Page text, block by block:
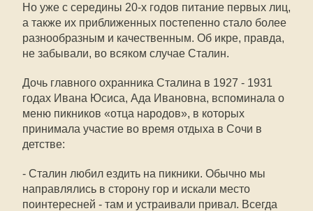
Но уже с середины 20-х годов питание первых лиц,
а также их приближенных постепенно стало более
­разнообразным и качественным. Об икре, правда,
не забывали, во всяком случае Сталин.
Дочь главного охранника Сталина в 1927 - 1931
годах Ивана Юсиса, Ада Ивановна, вспоминала о
меню пикников «отца народов», в которых
принимала участие во время отдыха в Сочи в
детстве:
- Сталин любил ездить на пикники. Обычно мы
направлялись в сторону гор и искали место
поинтересней - там и устраивали привал. Всегда